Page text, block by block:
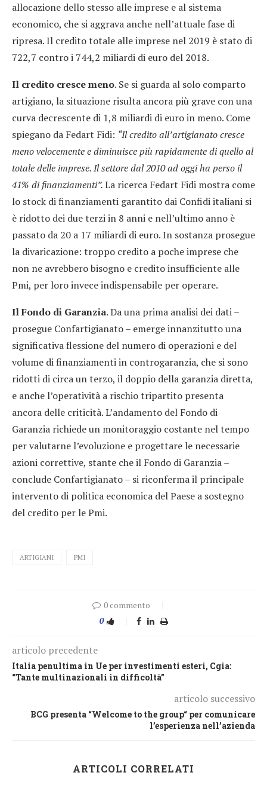
allocazione dello stesso alle imprese e al sistema
economico, che si aggrava anche nell’attuale fase di
ripresa. Il credito totale alle imprese nel 2019 è stato di
722,7 contro i 744,2 miliardi di euro del 2018.
Il credito cresce meno. Se si guarda al solo comparto
artigiano, la situazione risulta ancora più grave con una
curva decrescente di 1,8 miliardi di euro in meno. Come
spiegano da Fedart Fidi: “Il credito all’artigianato cresce
meno velocemente e diminuisce più rapidamente di quello al
totale delle imprese. Il settore dal 2010 ad oggi ha perso il
41% di finanziamenti”.La ricerca Fedart Fidi mostra come
lo stock di finanziamenti garantito dai Confidi italiani si
è ridotto dei due terzi in 8 anni e nell’ultimo anno è
passato da 20 a 17 miliardi di euro. In sostanza prosegue
la divaricazione: troppo credito a poche imprese che
non ne avrebbero bisogno e credito insufficiente alle
Pmi, per loro invece indispensabile per operare.
Il Fondo di Garanzia. Da una prima analisi dei dati –
prosegue Confartigianato – emerge innanzitutto una
significativa flessione del numero di operazioni e del
volume di finanziamenti in controgaranzia, che si sono
ridotti di circa un terzo, il doppio della garanzia diretta,
e anche l’operatività a rischio tripartito presenta
ancora delle criticità. L’andamento del Fondo di
Garanzia richiede un monitoraggio costante nel tempo
per valutarne l’evoluzione e progettare le necessarie
azioni correttive, stante che il Fondo di Garanzia –
conclude Confartigianato – si riconferma il principale
intervento di politica economica del Paese a sostegno
del credito per le Pmi.
ARTIGIANI PMI
0 commento
0
articolo precedente
Italia penultima in Ue per investimenti esteri, Cgia:
“Tante multinazionali in difficoltà”
articolo successivo
BCG presenta “Welcome to the group“ per comunicare
l’esperienza nell’azienda
ARTICOLI CORRELATI